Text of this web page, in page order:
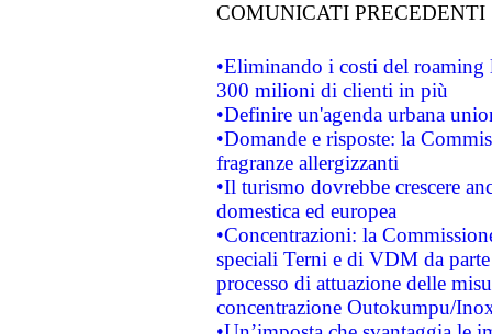
COMUNICATI PRECEDENTI
•Eliminando i costi del roaming
300 milioni di clienti in più
•Definire un'agenda urbana
•Domande e risposte: la
fragranze allergizzanti
•Il turismo dovrebbe crescere
domestica ed europea
•Concentrazioni: la
speciali Terni e di VDM da
processo di attuazione delle
concentrazione Outokumpu/